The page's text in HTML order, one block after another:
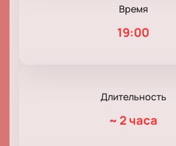
Время
19:00
Длительность
~ 2 часа